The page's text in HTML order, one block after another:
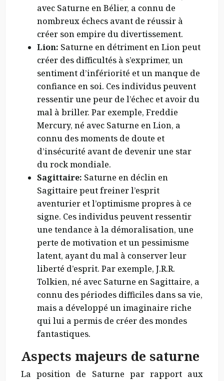
avec Saturne en Bélier, a connu de
nombreux échecs avant de réussir à
créer son empire du divertissement.
Lion: Saturne en détriment en Lion peut
créer des difficultés à s’exprimer, un
sentiment d’infériorité et un manque de
confiance en soi. Ces individus peuvent
ressentir une peur de l’échec et avoir du
mal à briller. Par exemple, Freddie
Mercury, né avec Saturne en Lion, a
connu des moments de doute et
d’insécurité avant de devenir une star
du rock mondiale.
Sagittaire: Saturne en déclin en
Sagittaire peut freiner l’esprit
aventurier et l’optimisme propres à ce
signe. Ces individus peuvent ressentir
une tendance à la démoralisation, une
perte de motivation et un pessimisme
latent, ayant du mal à conserver leur
liberté d’esprit. Par exemple, J.R.R.
Tolkien, né avec Saturne en Sagittaire, a
connu des périodes difficiles dans sa vie,
mais a développé un imaginaire riche
qui lui a permis de créer des mondes
fantastiques.
Aspects majeurs de saturne
La position de Saturne par rapport aux